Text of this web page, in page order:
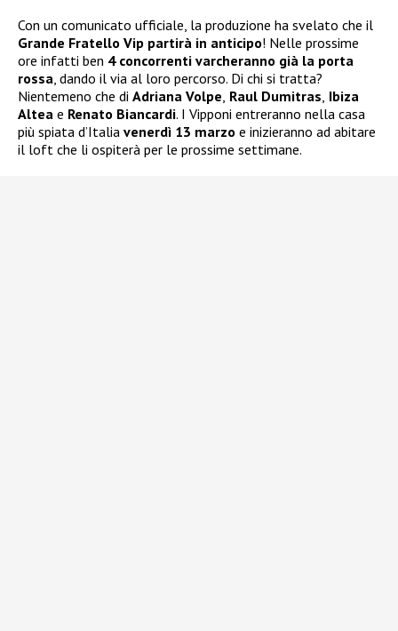
Con un comunicato ufficiale, la produzione ha svelato che il
Grande Fratello Vip partirà in anticipo! Nelle prossime
ore infatti ben 4 concorrenti varcheranno già la porta
rossa, dando il via al loro percorso. Di chi si tratta?
Nientemeno che di Adriana Volpe, Raul Dumitras, Ibiza
Altea e Renato Biancardi. I Vipponi entreranno nella casa
più spiata d’Italia venerdì 13 marzo e inizieranno ad abitare
il loft che li ospiterà per le prossime settimane.